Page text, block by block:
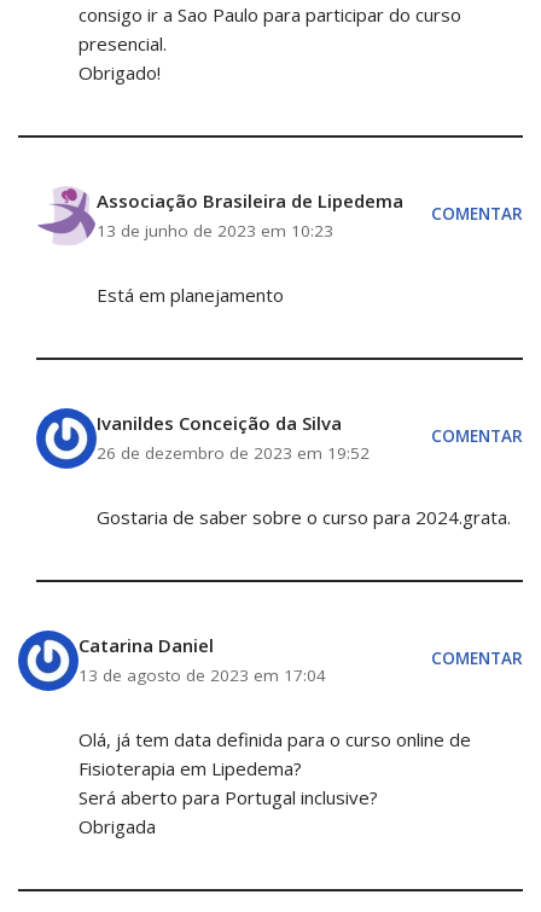
consigo ir a Sao Paulo para participar do curso
presencial.
Obrigado!
Associação Brasileira de Lipedema
13 de junho de 2023 em 10:23
COMENTAR
Está em planejamento
Ivanildes Conceição da Silva
26 de dezembro de 2023 em 19:52
COMENTAR
Gostaria de saber sobre o curso para 2024.grata.
Catarina Daniel
13 de agosto de 2023 em 17:04
COMENTAR
Olá, já tem data definida para o curso online de
Fisioterapia em Lipedema?
Será aberto para Portugal inclusive?
Obrigada